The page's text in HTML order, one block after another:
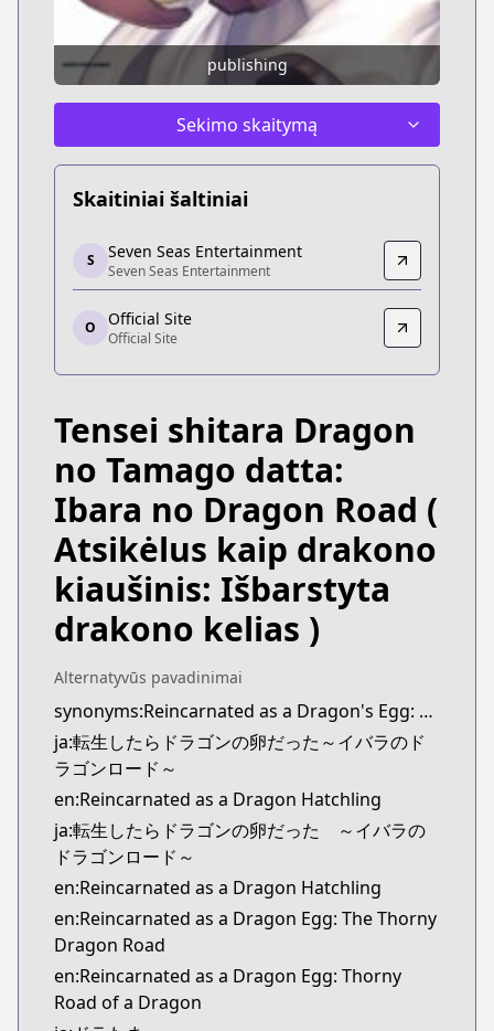
publishing
Sekimo skaitymą
Skaitiniai šaltiniai
Seven Seas Entertainment
Seven Seas Entertainment
https://sevenseasentertainment.com/series/
Official Site
Official Site
https://comic-earthstar.jp/detail/doratama/
S Seven Seas Entertainment
Seven Seas Entertainment
O Official Site
Official Site
Tensei shitara Dragon
no Tamago datta:
Ibara no Dragon Road (
Atsikėlus kaip drakono
kiaušinis: Išbarstyta
drakono kelias )
Alternatyvūs pavadinimai
synonyms:Reincarnated as a Dragon's Egg: Dragon Road of Ibara
ja:転生したらドラゴンの卵だった～イバラのド
ラゴンロード～
en:Reincarnated as a Dragon Hatchling
ja:転生したらドラゴンの卵だった ～イバラの
ドラゴンロード～
en:Reincarnated as a Dragon Hatchling
en:Reincarnated as a Dragon Egg: The Thorny
Dragon Road
en:Reincarnated as a Dragon Egg: Thorny
Road of a Dragon